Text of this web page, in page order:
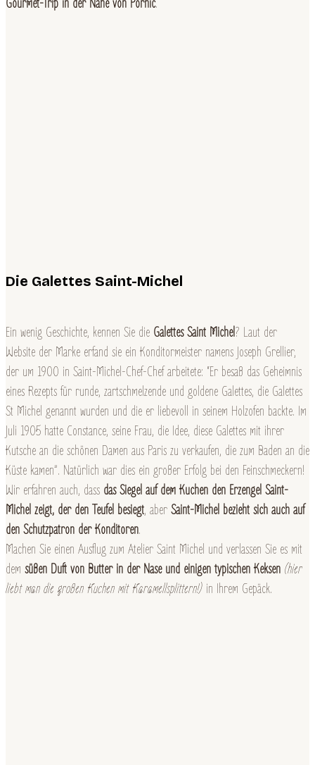
Gourmet-Trip in der Nähe von Pornic.
Die Galettes Saint-Michel
Ein wenig Geschichte, kennen Sie die Galettes Saint Michel? Laut der
Website der Marke erfand sie ein Konditormeister namens Joseph Grellier,
der um 1900 in Saint-Michel-Chef-Chef arbeitete: “Er besaß das Geheimnis
eines Rezepts für runde, zartschmelzende und goldene Galettes, die Galettes
St Michel genannt wurden und die er liebevoll in seinem Holzofen backte. Im
Juli 1905 hatte Constance, seine Frau, die Idee, diese Galettes mit ihrer
Kutsche an die schönen Damen aus Paris zu verkaufen, die zum Baden an die
Küste kamen”. Natürlich war dies ein großer Erfolg bei den Feinschmeckern!
Wir erfahren auch, dass das Siegel auf dem Kuchen den Erzengel Saint-
Michel zeigt, der den Teufel besiegt, aber Saint-Michel bezieht sich auch auf
den Schutzpatron der Konditoren.
Machen Sie einen Ausflug zum Atelier Saint Michel und verlassen Sie es mit
dem süßen Duft von Butter in der Nase und einigen typischen Keksen (hier
liebt man die großen Kuchen mit Karamellsplittern!) in Ihrem Gepäck.